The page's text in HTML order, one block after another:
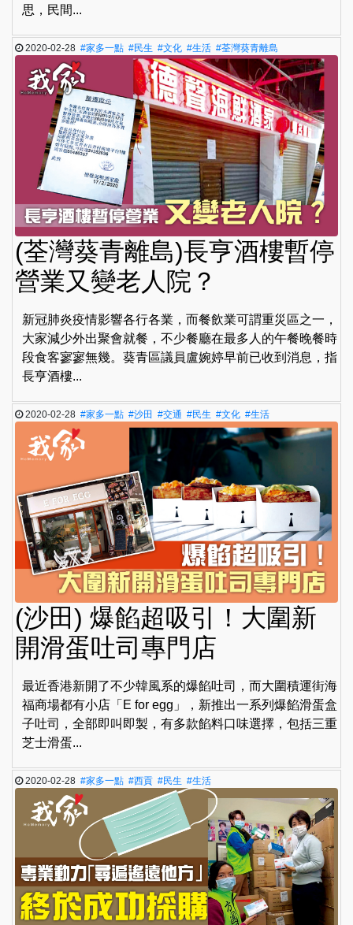
思，民間...
2020-02-28#家多一點 #民生 #文化 #生活 #荃灣葵青離島
(荃灣葵青離島)長亨酒樓暫停
營業又變老人院？
新冠肺炎疫情影響各行各業，而餐飲業可謂重災區之一，
大家減少外出聚會就餐，不少餐廳在最多人的午餐晚餐時
段食客寥寥無幾。葵青區議員盧婉婷早前已收到消息，指
長亨酒樓...
2020-02-28#家多一點 #沙田 #交通 #民生 #文化 #生活
(沙田) 爆餡超吸引！大圍新
開滑蛋吐司專門店
最近香港新開了不少韓風系的爆餡吐司，而大圍積運街海
福商場都有小店「E for egg」，新推出一系列爆餡滑蛋盒
子吐司，全部即叫即製，有多款餡料口味選擇，包括三重
芝士滑蛋...
2020-02-28#家多一點 #西貢 #民生 #生活